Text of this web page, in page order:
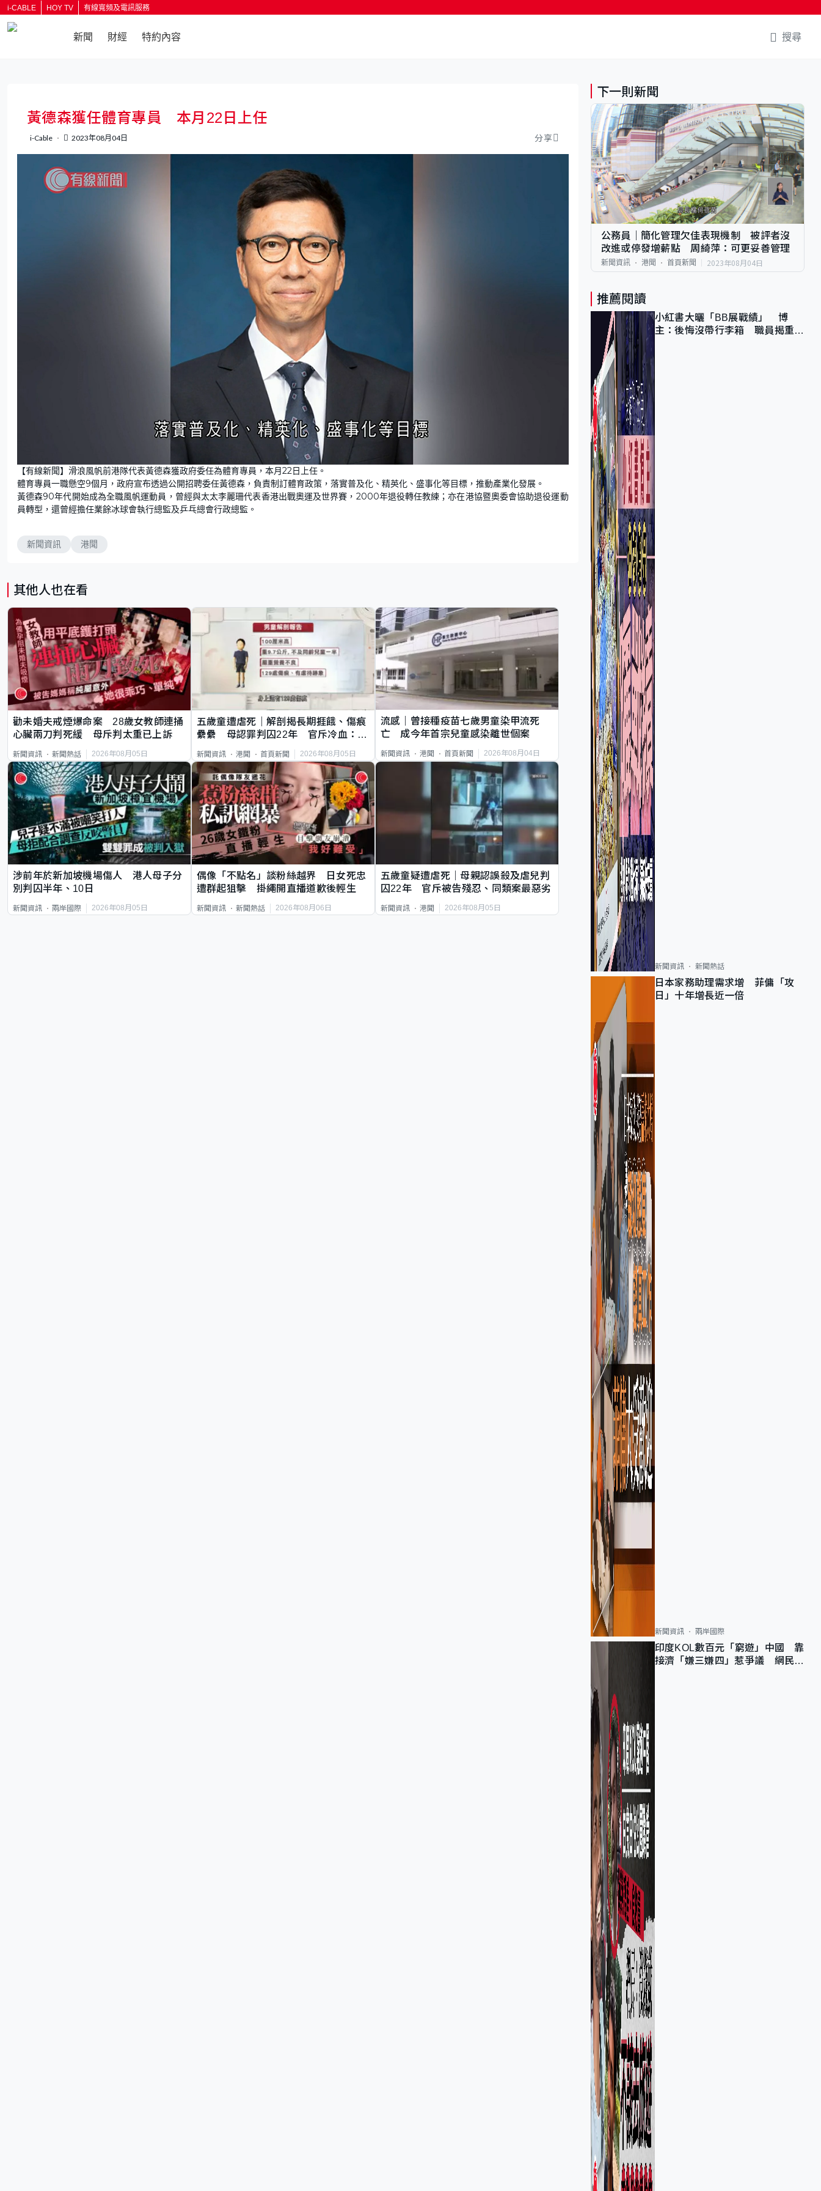
i-CABLE HOY TV 有線寬頻及電訊服務
新聞 財經 特約內容 搜尋
黃德森獲任體育專員 本月22日上任
i-Cable 2023年08月04日 分享
n
m
u
t
a
d
e
d
:
6
3
.
【有線新聞】滑浪風帆前港隊代表黃德森獲政府委任為體育專員，本月22日上任。
體育專員一職懸空9個月，政府宣布透過公開招聘委任黃德森，負責制訂體育政策，落實普及化、精英化、盛事化等目標，推動產業化發展。
黃德森90年代開始成為全職風帆運動員，曾經與太太李麗珊代表香港出戰奧運及世界賽，2000年退役轉任教練；亦在港協暨奧委會協助退役運動
員轉型，還曾經擔任業餘冰球會執行總監及乒乓總會行政總監。
新聞資訊 港聞
其他人也在看
勸未婚夫戒煙爆命案 28歲女教師連捅
心臟兩刀判死緩 母斥判太重已上訴
新聞資訊 新聞熱話 2026年08月05日
五歲童遭虐死｜解剖揭長期捱餓、傷痕
纍纍 母認罪判囚22年 官斥冷血：同
新聞資訊 港聞 首頁新聞 2026年08月05日
流感｜曾接種疫苗七歲男童染甲流死
亡 成今年首宗兒童感染離世個案
新聞資訊 港聞 首頁新聞 2026年08月04日
涉前年於新加坡機場傷人 港人母子分
別判囚半年、10日
新聞資訊 兩岸國際 2026年08月05日
偶像「不點名」談粉絲越界 日女死忠
遭群起狙擊 掛繩開直播道歉後輕生
新聞資訊 新聞熱話 2026年08月06日
五歲童疑遭虐死｜母親認誤殺及虐兒判
囚22年 官斥被告殘忍、同類案最惡劣
新聞資訊 港聞 2026年08月05日
下一則新聞
公務員｜簡化管理欠佳表現機制 被評者沒
改進或停發增薪點 周綺萍：可更妥善管理
新聞資訊 港聞 首頁新聞 2023年08月04日
推薦閱讀
小紅書大曬「BB展戰績」 博
主：後悔沒帶行李箱 職員揭重複
新聞資訊 新聞熱話
日本家務助理需求增 菲傭「攻
日」十年增長近一倍
新聞資訊 兩岸國際
印度KOL數百元「窮遊」中國 靠
接濟「嫌三嫌四」惹爭議 網民：